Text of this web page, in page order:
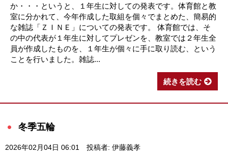
か・・・というと、１年生に対しての発表です。体育館と教
室に分かれて、今年作成した取組を個々でまとめた、簡易的
な雑誌「ＺＩＮＥ」についての発表です。 体育館では、そ
の中の代表が１年生に対してプレゼンを、教室では２年生全
員が作成したものを、１年生が個々に手に取り読む、という
ことを行いました。雑誌...
続きを読む
冬季五輪
2026年02月04日 06:01 投稿者: 伊藤義孝